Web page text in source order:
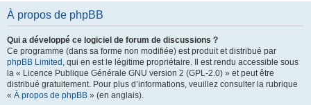
À propos de phpBB
Qui a développé ce logiciel de forum de discussions ?
Ce programme (dans sa forme non modifiée) est produit et distribué par
phpBB Limited , qui en est le légitime propriétaire. Il est rendu accessible sous
la « Licence Publique Générale GNU version 2 (GPL-2.0) » et peut être
distribué gratuitement. Pour plus d’informations, veuillez consulter la rubrique
« À propos de phpBB » (en anglais).